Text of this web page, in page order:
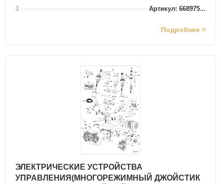
3 Артикул: 668975...
Подробнее >
ЭЛЕКТРИЧЕСКИЕ УСТРОЙСТВА
УПРАВЛЕНИЯ(МНОГОРЕЖИМНЫЙ ДЖОЙСТИК